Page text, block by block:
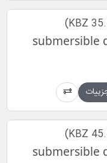
submersible
submersible